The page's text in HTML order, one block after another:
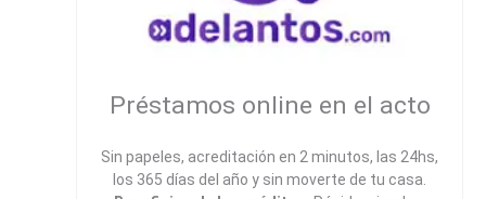
Préstamos online en el acto
Sin papeles, acreditación en 2 minutos, las 24hs,
los 365 días del año y sin moverte de tu casa.